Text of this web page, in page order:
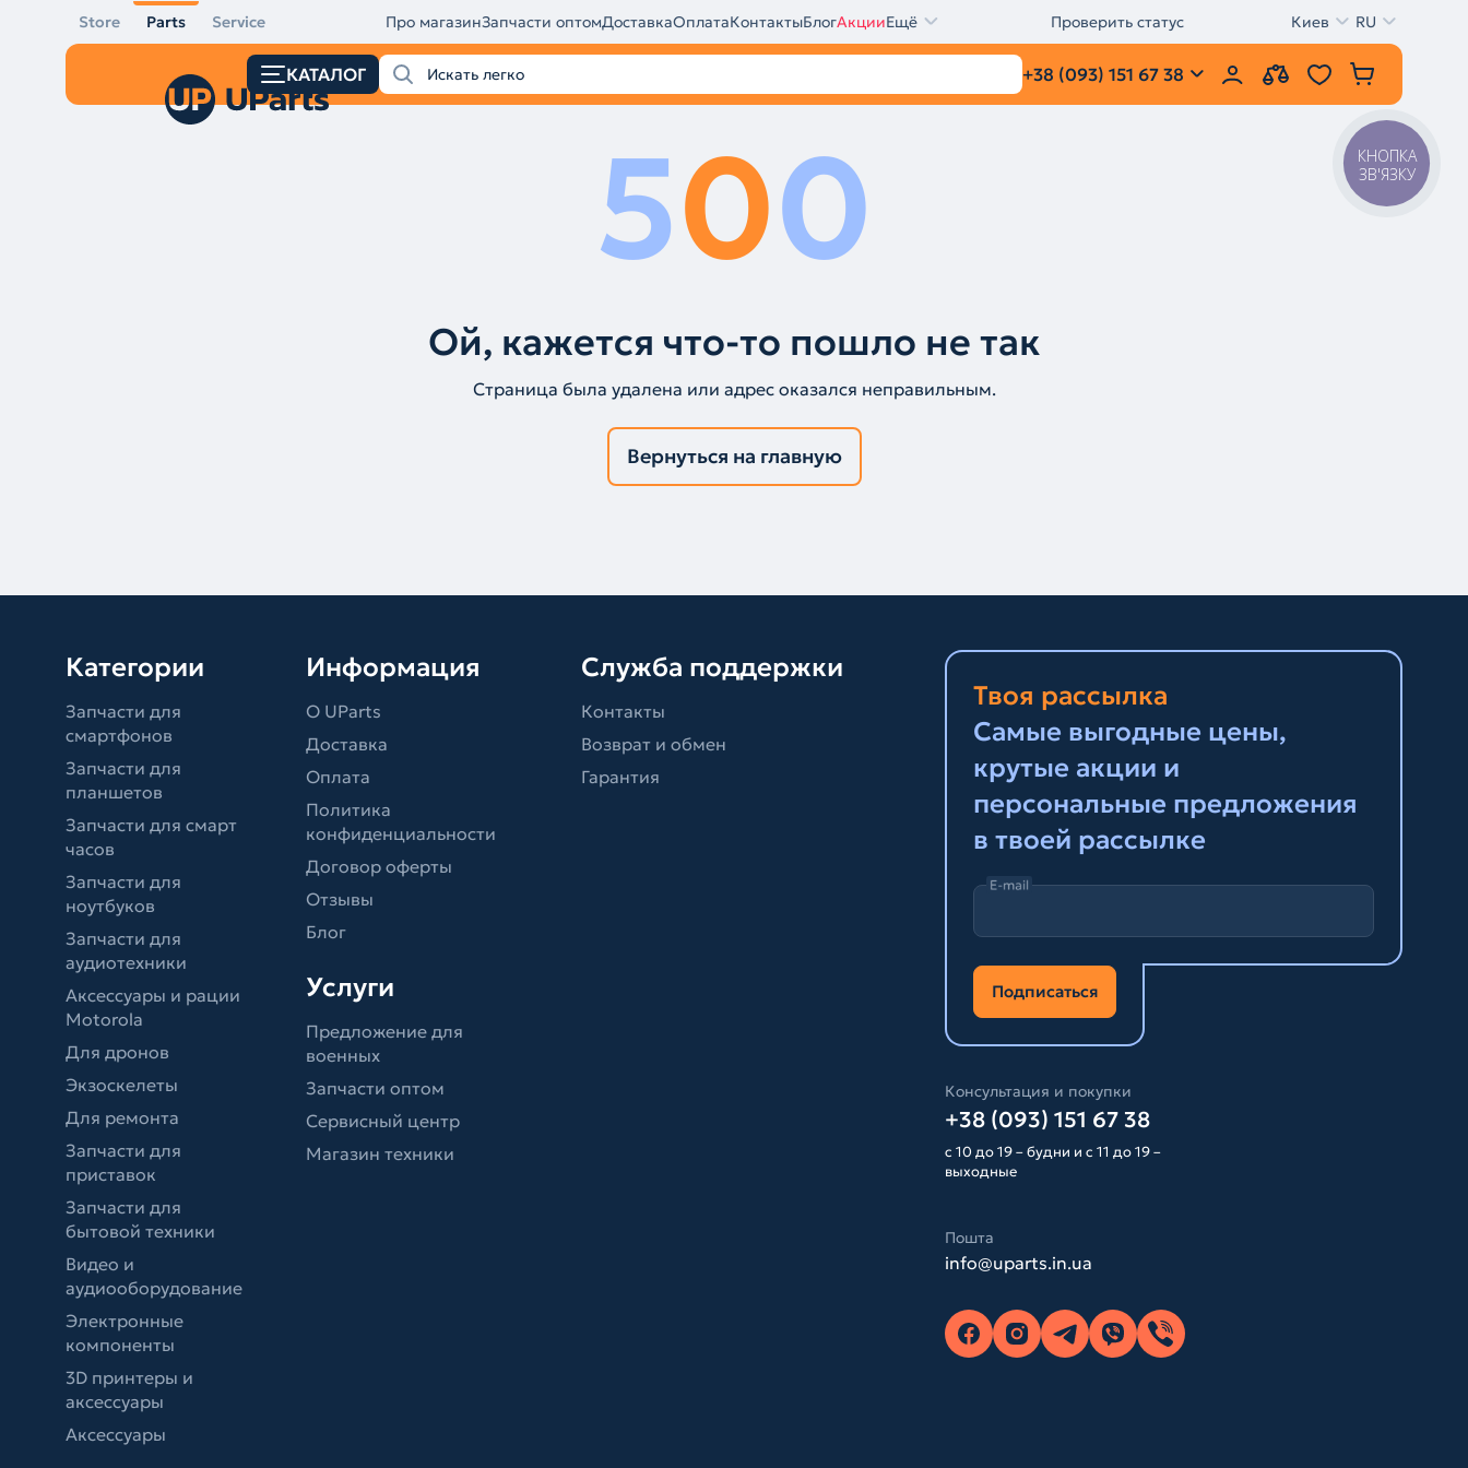
Store Parts Service Про магазинЗапчасти оптомДоставкаОплатаКонтактыБлогАкцииЕщё Проверить статус Киев RU
КАТАЛОГ +38 (093) 151 67 38
500
Ой, кажется что-то пошло не так
Страница была удалена или адрес оказался неправильным.
Вернуться на главную
Категории
Запчасти для
смартфонов
Запчасти для
планшетов
Запчасти для смарт
часов
Запчасти для
ноутбуков
Запчасти для
аудиотехники
Аксессуары и рации
Motorola
Для дронов
Экзоскелеты
Для ремонта
Запчасти для
приставок
Запчасти для
бытовой техники
Видео и
аудиооборудование
Электронные
компоненты
3D принтеры и
аксессуары
Аксессуары
Информация
О UParts
Доставка
Оплата
Политика
конфиденциальности
Договор оферты
Отзывы
Блог
Услуги
Предложение для
военных
Запчасти оптом
Сервисный центр
Магазин техники
Служба поддержки
Контакты
Возврат и обмен
Гарантия
Твоя рассылка
Самые выгодные цены,
крутые акции и
персональные предложения
в твоей рассылке
E-mail
Подписаться
Консультация и покупки
+38 (093) 151 67 38
с 10 до 19 – будни и с 11 до 19 –
выходные
Пошта
info@uparts.in.ua
КНОПКА
ЗВ'ЯЗКУ